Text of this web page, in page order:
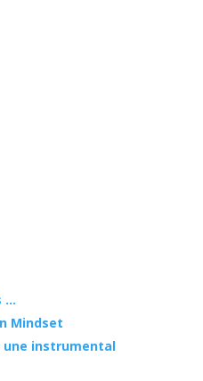
…
Mindset
une instrumental